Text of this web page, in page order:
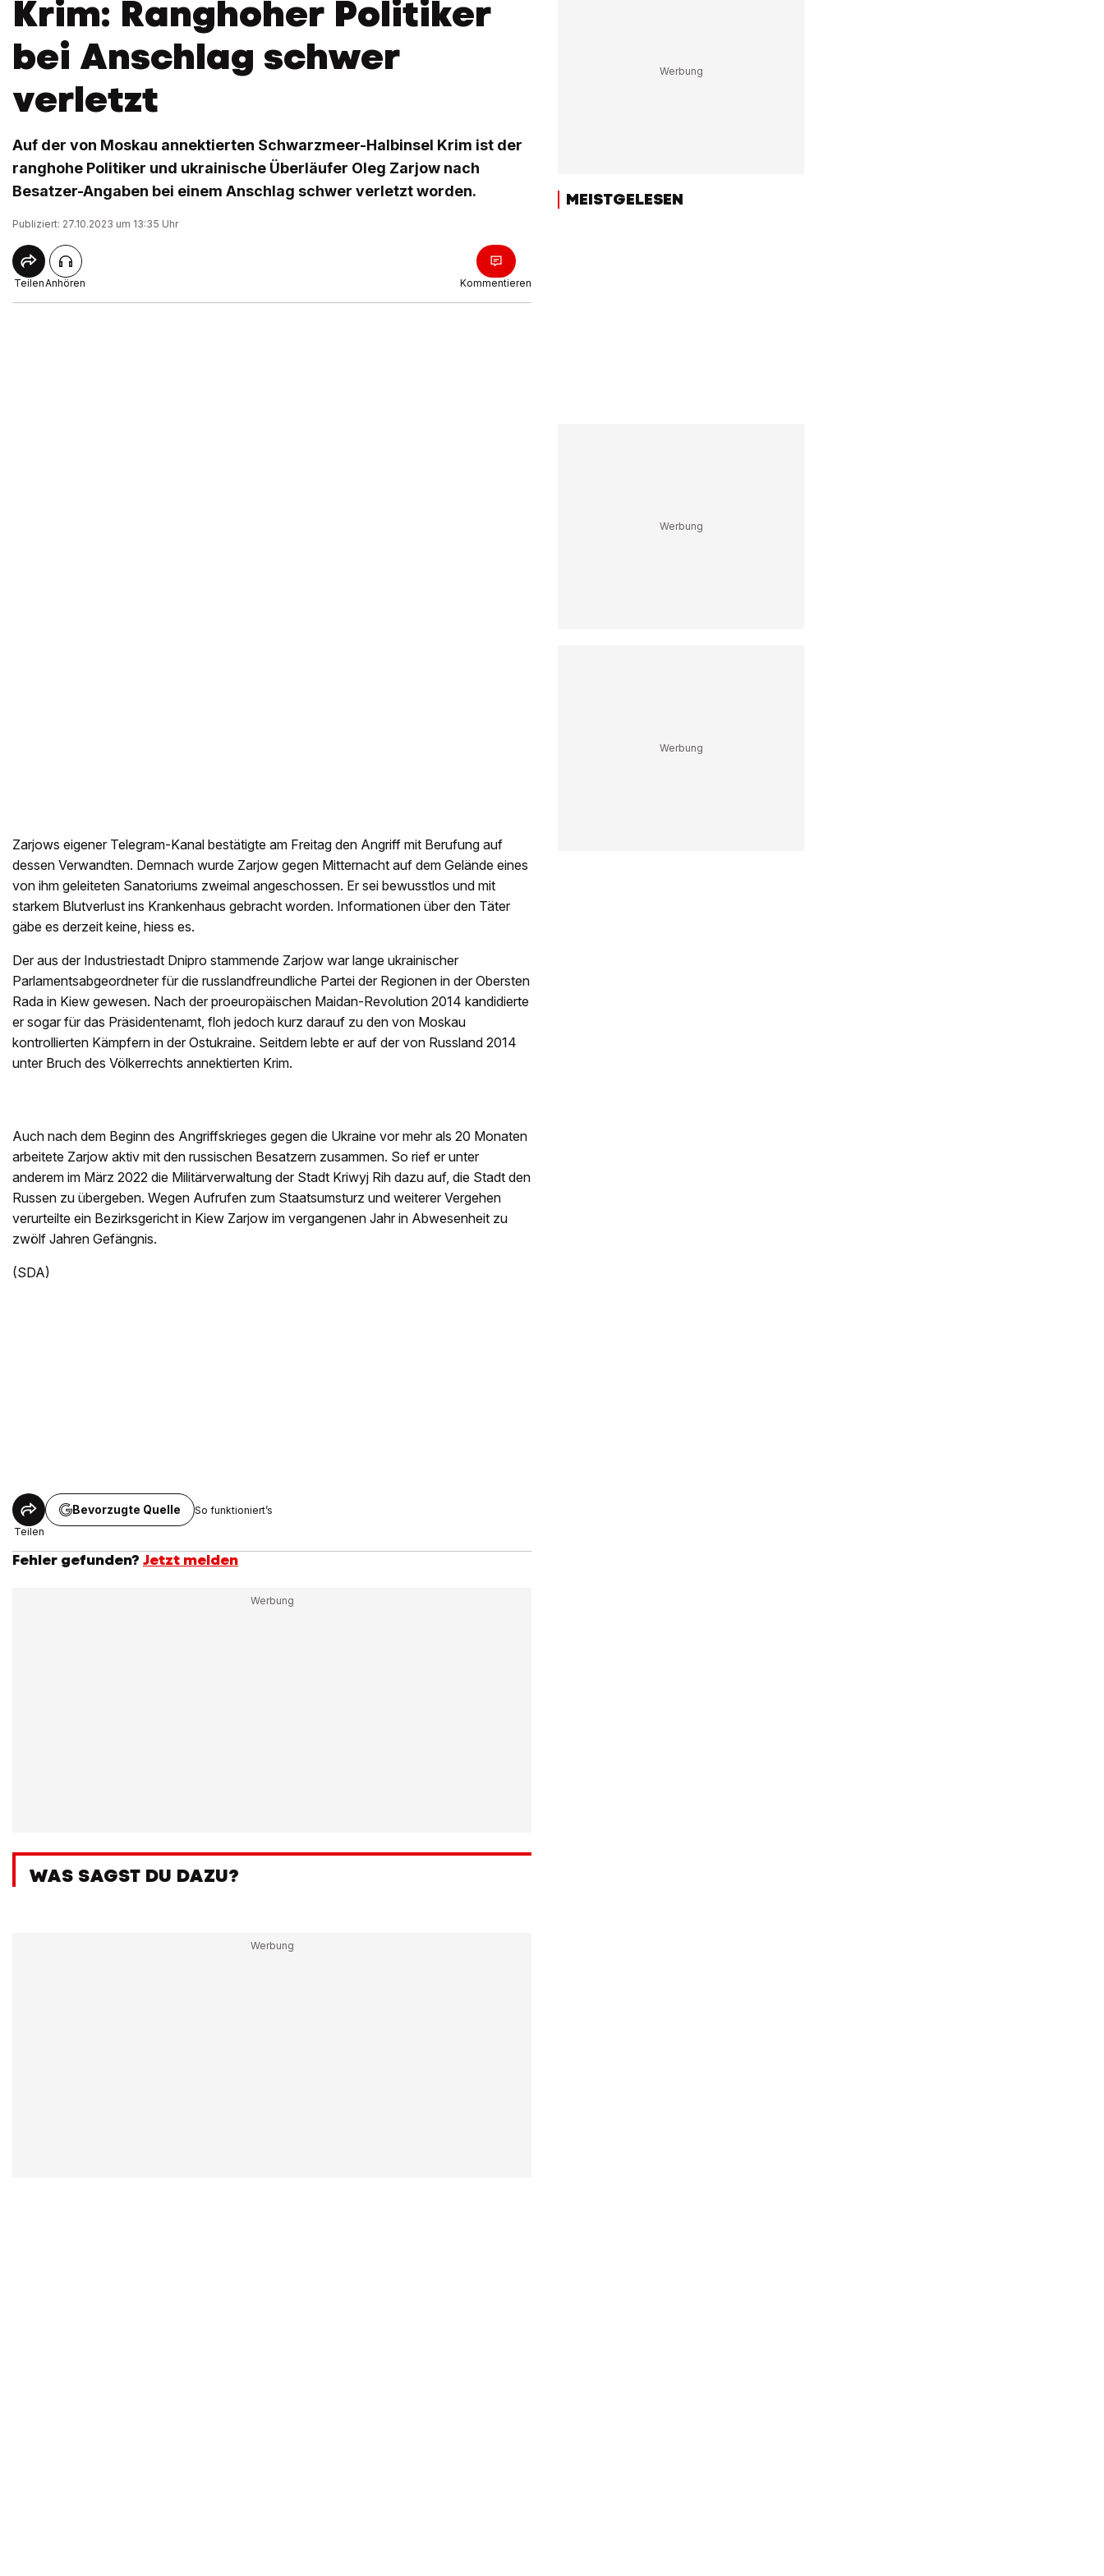
Krim: Ranghoher Politiker
bei Anschlag schwer
verletzt
Auf der von Moskau annektierten Schwarzmeer-Halbinsel Krim ist der
ranghohe Politiker und ukrainische Überläufer Oleg Zarjow nach
Besatzer-Angaben bei einem Anschlag schwer verletzt worden.
Publiziert: 27.10.2023 um 13:35 Uhr
TeilenAnhören Kommentieren
Zarjows eigener Telegram-Kanal bestätigte am Freitag den Angriff mit Berufung auf
dessen Verwandten. Demnach wurde Zarjow gegen Mitternacht auf dem Gelände eines
von ihm geleiteten Sanatoriums zweimal angeschossen. Er sei bewusstlos und mit
starkem Blutverlust ins Krankenhaus gebracht worden. Informationen über den Täter
gäbe es derzeit keine, hiess es.
Der aus der Industriestadt Dnipro stammende Zarjow war lange ukrainischer
Parlamentsabgeordneter für die russlandfreundliche Partei der Regionen in der Obersten
Rada in Kiew gewesen. Nach der proeuropäischen Maidan-Revolution 2014 kandidierte
er sogar für das Präsidentenamt, floh jedoch kurz darauf zu den von Moskau
kontrollierten Kämpfern in der Ostukraine. Seitdem lebte er auf der von Russland 2014
unter Bruch des Völkerrechts annektierten Krim.
Auch nach dem Beginn des Angriffskrieges gegen die Ukraine vor mehr als 20 Monaten
arbeitete Zarjow aktiv mit den russischen Besatzern zusammen. So rief er unter
anderem im März 2022 die Militärverwaltung der Stadt Kriwyj Rih dazu auf, die Stadt den
Russen zu übergeben. Wegen Aufrufen zum Staatsumsturz und weiterer Vergehen
verurteilte ein Bezirksgericht in Kiew Zarjow im vergangenen Jahr in Abwesenheit zu
zwölf Jahren Gefängnis.
(SDA)
Teilen
Bevorzugte Quelle So funktioniert’s
Fehler gefunden? Jetzt melden
WAS SAGST DU DAZU?
MEISTGELESEN